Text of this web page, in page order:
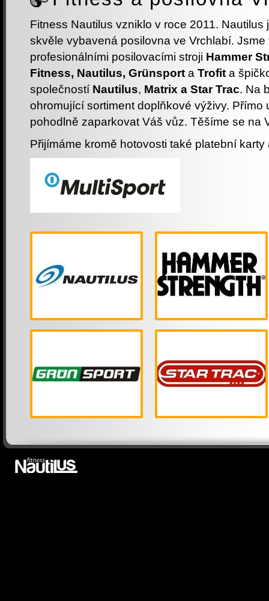
Fitness Nautilus vzniklo v roce 2011. Nautilus
skvěle vybavená posilovna ve Vrchlabí. Jsme
profesionálními posilovacími stroji Hammer
Fitness, Nautilus, Grünsport a Trofit a
společností Nautilus, Matrix a Star Trac. Na
ohromující sortiment doplňkové výživy. Přímo
pohodlně zaparkovat Váš vůz. Těšíme se na
Přijímáme kromě hotovosti také platební karty